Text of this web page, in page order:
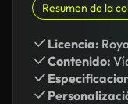
Resumen de la
Licencia:
Contenido: